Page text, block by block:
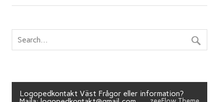
Logopedkontakt Väst Frågor eller information?